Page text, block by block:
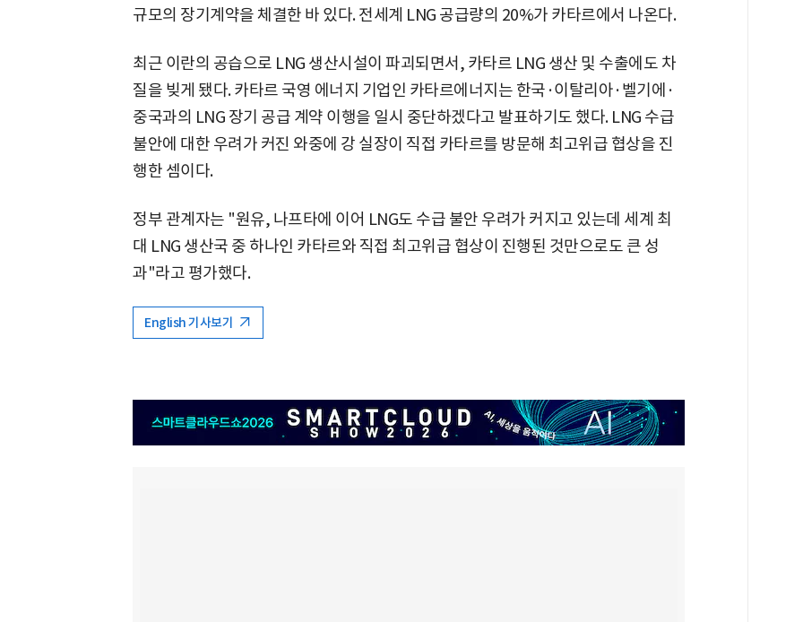
규모의 장기계약을 체결한 바 있다. 전세계 LNG 공급량의 20%가 카타르에서 나온다.
최근 이란의 공습으로 LNG 생산시설이 파괴되면서, 카타르 LNG 생산 및 수출에도 차
질을 빚게 됐다. 카타르 국영 에너지 기업인 카타르에너지는 한국·이탈리아·벨기에·
중국과의 LNG 장기 공급 계약 이행을 일시 중단하겠다고 발표하기도 했다. LNG 수급
불안에 대한 우려가 커진 와중에 강 실장이 직접 카타르를 방문해 최고위급 협상을 진
행한 셈이다.
정부 관계자는 "원유, 나프타에 이어 LNG도 수급 불안 우려가 커지고 있는데 세계 최
대 LNG 생산국 중 하나인 카타르와 직접 최고위급 협상이 진행된 것만으로도 큰 성
과"라고 평가했다.
English 기사보기